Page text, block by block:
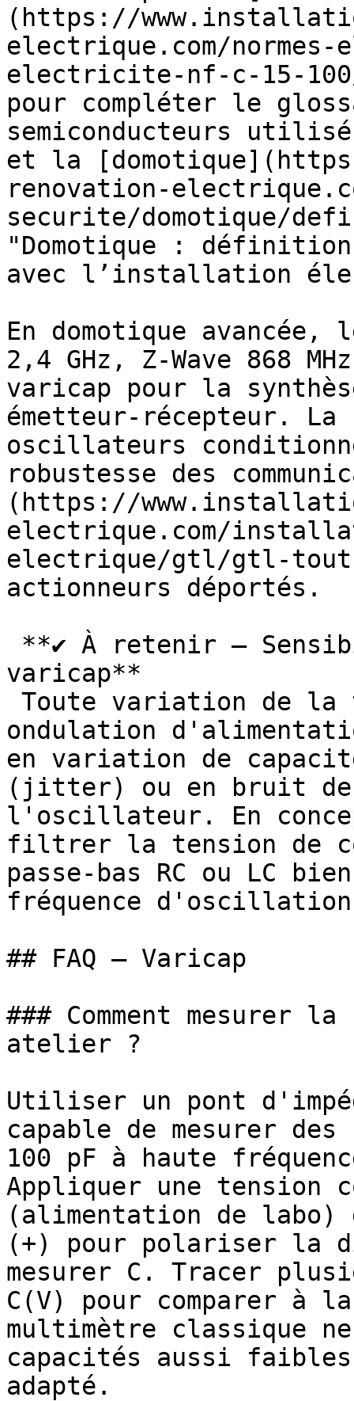
(https://
electrique.com/normes-
electricite-nf-c-15-
pour compléter le
semiconducteurs
et la
renovation-
securite/domotique/
"Domotique :
avec l’installation
En domotique avancée,
2,4 GHz, Z-Wave 868
varicap pour la
émetteur-récepteur.
oscillateurs
robustesse des
(https://
electrique.com/
electrique/gtl/gtl-
actionneurs déportés.
varicap**
ondulation
en variation de
(jitter) ou en bruit de
l'oscillateur. En
filtrer la tension de
passe-bas RC ou LC
fréquence
## FAQ — Varicap
### Comment mesurer
atelier ?
Utiliser un pont
capable de mesurer
100 pF à haute
Appliquer une tension
(alimentation de labo)
(+) pour polariser la
mesurer C. Tracer
C(V) pour comparer à
multimètre classique
capacités aussi
adapté.